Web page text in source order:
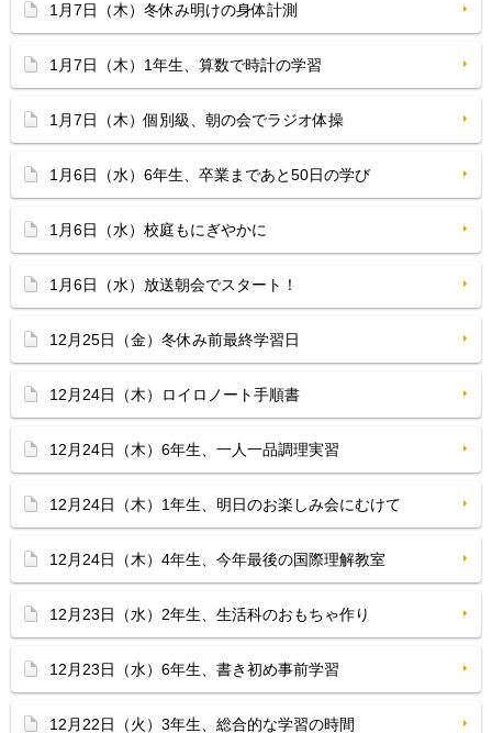
1月7日（木）冬休み明けの身体計測
1月7日（木）1年生、算数で時計の学習
1月7日（木）個別級、朝の会でラジオ体操
1月6日（水）6年生、卒業まであと50日の学び
1月6日（水）校庭もにぎやかに
1月6日（水）放送朝会でスタート！
12月25日（金）冬休み前最終学習日
12月24日（木）ロイロノート手順書
12月24日（木）6年生、一人一品調理実習
12月24日（木）1年生、明日のお楽しみ会にむけて
12月24日（木）4年生、今年最後の国際理解教室
12月23日（水）2年生、生活科のおもちゃ作り
12月23日（水）6年生、書き初め事前学習
12月22日（火）3年生、総合的な学習の時間